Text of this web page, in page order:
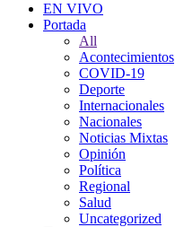
EN VIVO
Portada
All
Acontecimientos
COVID-19
Deporte
Internacionales
Nacionales
Noticias Mixtas
Opinión
Política
Regional
Salud
Uncategorized